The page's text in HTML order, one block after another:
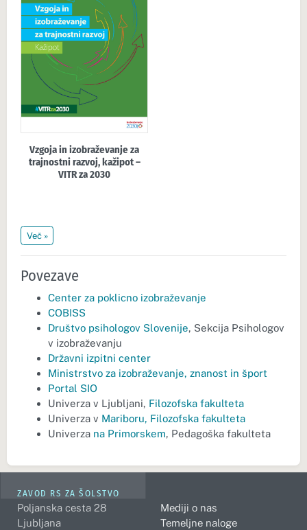
Vzgoja in izobraževanje za
trajnostni razvoj, kažipot –
VITR za 2030
Več »
Povezave
Center za poklicno izobraževanje
COBISS
Društvo psihologov Slovenije, Sekcija Psihologov
v izobraževanju
Državni izpitni center
Ministrstvo za izobraževanje, znanost in šport
Portal SIO
Univerza v Ljubljani, Filozofska fakulteta
Univerza v Mariboru, Filozofska fakulteta
Univerza na Primorskem, Pedagoška fakulteta
ZAVOD RS ZA ŠOLSTVO
Poljanska cesta 28
Ljubljana
Mediji o nas
Temeljne naloge